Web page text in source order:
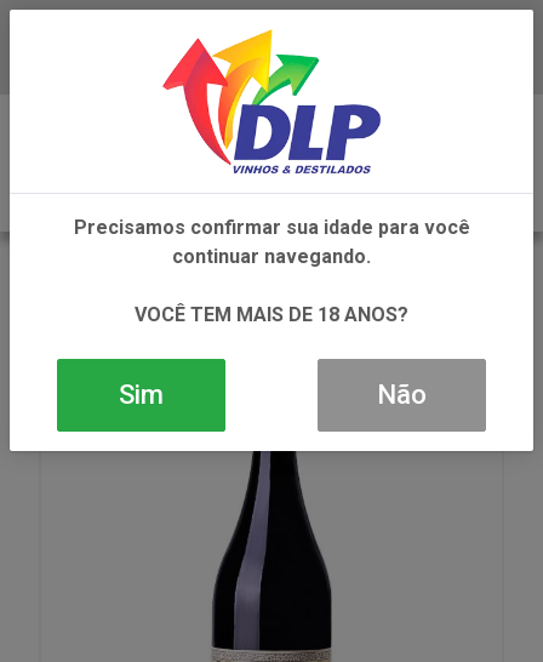
Baixe já o APP da DLP Vinhos
Precisamos confirmar sua idade para você
continuar navegando.
VOCÊ TEM MAIS DE 18 ANOS?
Sim Não